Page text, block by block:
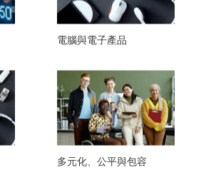
電腦與電子產品
多元化、公平與包容